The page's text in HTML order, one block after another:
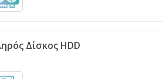
Δίσκος HDD